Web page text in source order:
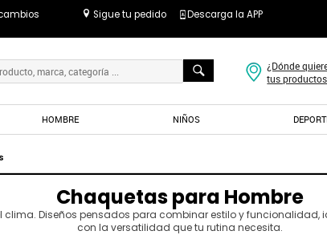
Sigue tu pedido Descarga la APP
¿Dónde
tus
HOMBRE NIÑOS
Chaquetas para Hombre
clima. Diseños pensados para combinar estilo y
con la versatilidad que tu rutina necesita.